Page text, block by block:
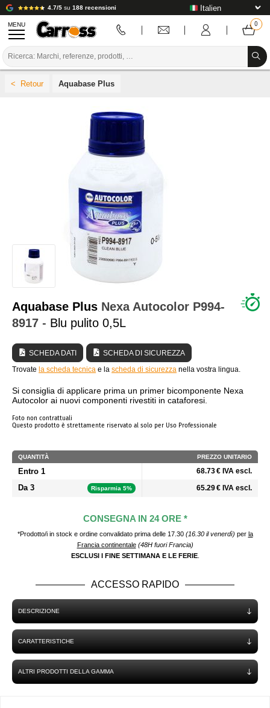
4.7/5 su 188 recensioni
MENU
PREPARAZIONE / VERNICIATURA / RIFINITURA
STRUMENTI PER LA CARROZZERIA
ATTREZZATURE PER CARROZZERIA
CODICE COLORE
INSTALLAZIONE IN LABORATORIO
TUTORIAL E CONSIGLI
Aquabase Plus
Aquabase Plus Nexa Autocolor P994-
8917 - Blu pulito 0,5L
SCHEDA DATI
SCHEDA DI SICUREZZA
Trovate la scheda tecnica e la scheda di sicurezza nella vostra lingua.
Si consiglia di applicare prima un primer bicomponente Nexa
Autocolor ai nuovi componenti rivestiti in cataforesi.
Foto non contrattuali
Questo prodotto è strettamente riservato al solo per Uso Professionale
QUANTITÀ PREZZO UNITARIO
Entro 1 68.73 € IVA escl.
Da 3 Risparmia 5% 65.29 € IVA escl.
CONSEGNA IN 24 ORE *
*Prodotto/i in stock e ordine convalidato prima delle 17.30 (16.30 il venerdì) per la
Francia continentale (48H fuori Francia)
ESCLUSI I FINE SETTIMANA E LE FERIE.
ACCESSO RAPIDO
DESCRIZIONE
CARATTERISTICHE
ALTRI PRODOTTI DELLA GAMMA